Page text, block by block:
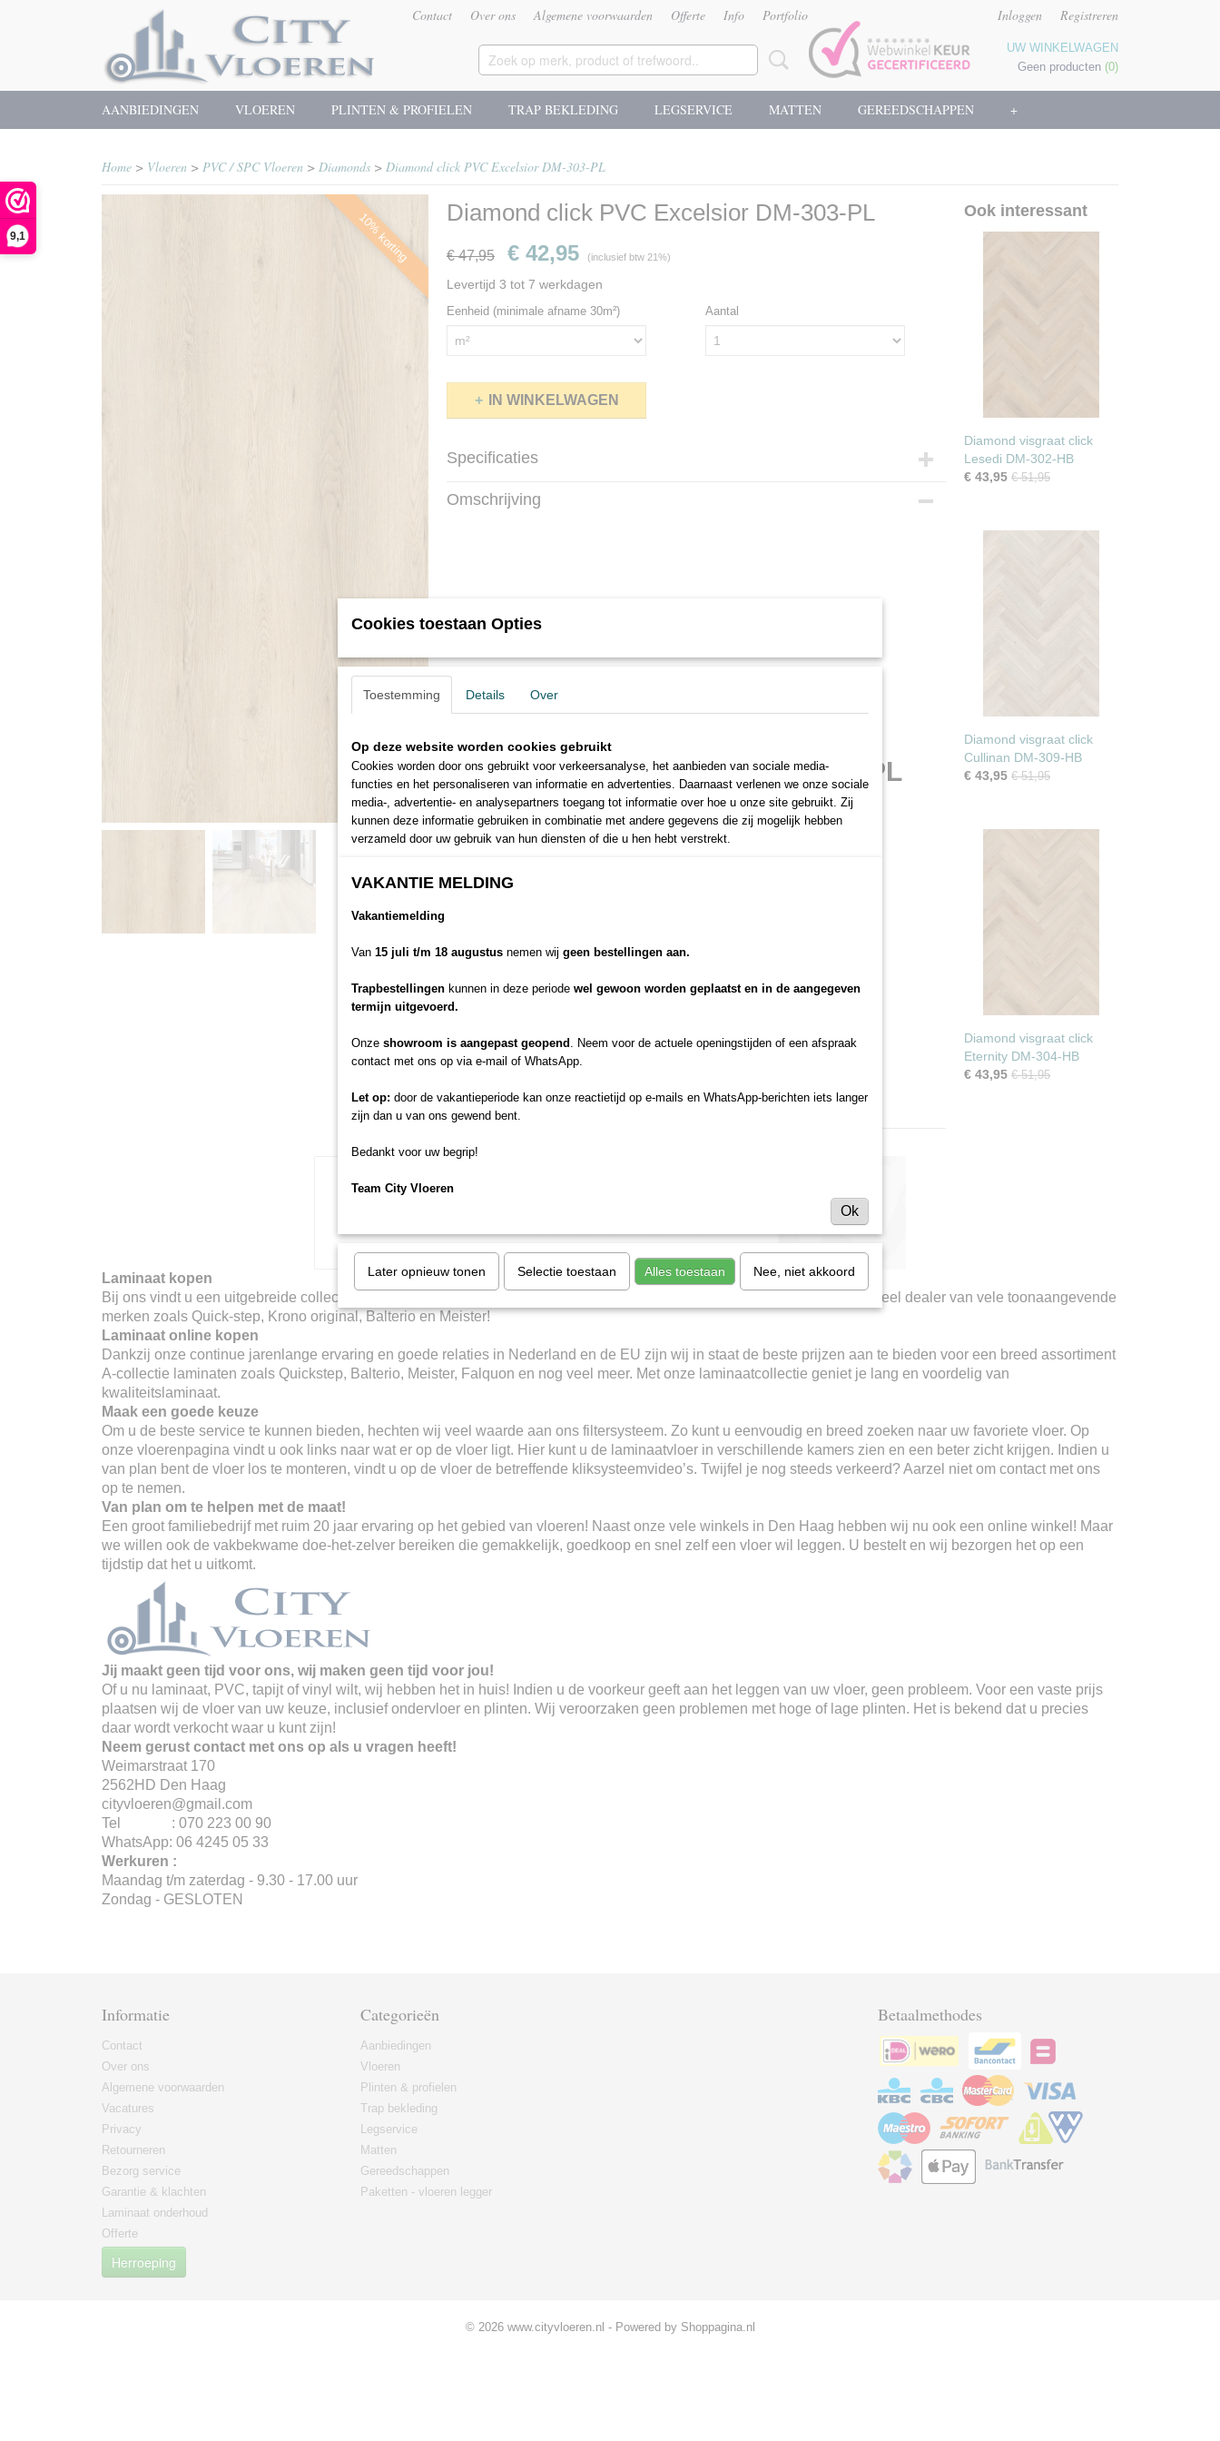
9,1
Contact Over ons Algemene voorwaarden Offerte Info Portfolio Inloggen Registreren
UW WINKELWAGEN
Geen producten (0)
AANBIEDINGEN VLOEREN PLINTEN & PROFIELEN TRAP BEKLEDING LEGSERVICE MATTEN GEREEDSCHAPPEN +
Home > Vloeren > PVC / SPC Vloeren > Diamonds > Diamond click PVC Excelsior DM-303-PL
10% korting Diamond click PVC Excelsior DM-303-PL
€ 47,95 € 42,95 (inclusief btw 21%)
Levertijd 3 tot 7 werkdagen
Eenheid (minimale afname 30m²) Aantal
IN WINKELWAGEN
Specificaties
Productcode
Afmetingen (l,b,h)
Omschrijving
Diamonds click PVC DM-303-PL
Mooie Klus? U verdient nog meer korting!
Probeer de OFFERTE Formulier!
Rigid 0,55 Toplaag
Mooie Klus? U verdient nog meer korting!
Ook interessant
Diamond visgraat click
Lesedi DM-302-HB
€ 43,95 € 51,95
Diamond visgraat click
Cullinan DM-309-HB
€ 43,95 € 51,95
Diamond visgraat click
Eternity DM-304-HB
€ 43,95 € 51,95
Laminaat kopen
Bij ons vindt u een uitgebreide collectie merken en de scherpste prijzen uit Nederland. Zonder te vergelijken! Wij zijn officieel dealer van vele toonaangevende
merken zoals Quick-step, Krono original, Balterio en Meister!
Laminaat online kopen
Dankzij onze continue jarenlange ervaring en goede relaties in Nederland en de EU zijn wij in staat de beste prijzen aan te bieden voor een breed assortiment
A-collectie laminaten zoals Quickstep, Balterio, Meister, Falquon en nog veel meer. Met onze laminaatcollectie geniet je lang en voordelig van
kwaliteitslaminaat.
Maak een goede keuze
Om u de beste service te kunnen bieden, hechten wij veel waarde aan ons filtersysteem. Zo kunt u eenvoudig en breed zoeken naar uw favoriete vloer. Op
onze vloerenpagina vindt u ook links naar wat er op de vloer ligt. Hier kunt u de laminaatvloer in verschillende kamers zien en een beter zicht krijgen. Indien u
van plan bent de vloer los te monteren, vindt u op de vloer de betreffende kliksysteemvideo’s. Twijfel je nog steeds verkeerd? Aarzel niet om contact met ons
op te nemen.
Van plan om te helpen met de maat!
Een groot familiebedrijf met ruim 20 jaar ervaring op het gebied van vloeren! Naast onze vele winkels in Den Haag hebben wij nu ook een online winkel! Maar
we willen ook de vakbekwame doe-het-zelver bereiken die gemakkelijk, goedkoop en snel zelf een vloer wil leggen. U bestelt en wij bezorgen het op een
tijdstip dat het u uitkomt.
Jij maakt geen tijd voor ons, wij maken geen tijd voor jou!
Of u nu laminaat, PVC, tapijt of vinyl wilt, wij hebben het in huis! Indien u de voorkeur geeft aan het leggen van uw vloer, geen probleem. Voor een vaste prijs
plaatsen wij de vloer van uw keuze, inclusief ondervloer en plinten. Wij veroorzaken geen problemen met hoge of lage plinten. Het is bekend dat u precies
daar wordt verkocht waar u kunt zijn!
Neem gerust contact met ons op als u vragen heeft!
Weimarstraat 170
2562HD Den Haag
cityvloeren@gmail.com
Tel : 070 223 00 90
WhatsApp: 06 4245 05 33
Werkuren :
Maandag t/m zaterdag - 9.30 - 17.00 uur
Zondag - GESLOTEN
Informatie
Contact
Over ons
Algemene voorwaarden
Vacatures
Privacy
Retourneren
Bezorg service
Garantie & klachten
Laminaat onderhoud
Offerte
Herroeping
Categorieën
Aanbiedingen
Vloeren
Plinten & profielen
Trap bekleding
Legservice
Matten
Gereedschappen
Paketten - vloeren legger
Betaalmethodes
© 2026 www.cityvloeren.nl - Powered by Shoppagina.nl
Cookies toestaan Opties
Toestemming Details Over
Op deze website worden cookies gebruikt
Cookies worden door ons gebruikt voor verkeersanalyse, het aanbieden van sociale media-
functies en het personaliseren van informatie en advertenties. Daarnaast verlenen we onze sociale
media-, advertentie- en analysepartners toegang tot informatie over hoe u onze site gebruikt. Zij
kunnen deze informatie gebruiken in combinatie met andere gegevens die zij mogelijk hebben
verzameld door uw gebruik van hun diensten of die u hen hebt verstrekt.
VAKANTIE MELDING
Vakantiemelding
Van 15 juli t/m 18 augustus nemen wij geen bestellingen aan.
Trapbestellingen kunnen in deze periode wel gewoon worden geplaatst en in de aangegeven
termijn uitgevoerd.
Onze showroom is aangepast geopend . Neem voor de actuele openingstijden of een afspraak
contact met ons op via e-mail of WhatsApp.
Let op: door de vakantieperiode kan onze reactietijd op e-mails en WhatsApp-berichten iets langer
zijn dan u van ons gewend bent.
Bedankt voor uw begrip!
Team City Vloeren
Ok
Later opnieuw tonen Selectie toestaan Alles toestaan Nee, niet akkoord